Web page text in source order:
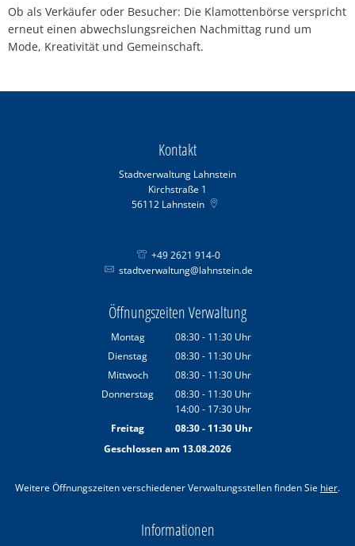
Ob als Verkäufer oder Besucher: Die Klamottenbörse verspricht
erneut einen abwechslungsreichen Nachmittag rund um
Mode, Kreativität und Gemeinschaft.
Kontakt
Stadtverwaltung Lahnstein
Kirchstraße 1
56112 Lahnstein
+49 2621 914-0
stadtverwaltung@lahnstein.de
Öffnungszeiten Verwaltung
Montag 08:30- 11:30 Uhr
Von 08:30 bis 11:30 Uhr
Dienstag 08:30- 11:30 Uhr
Von 08:30 bis 11:30 Uhr
Mittwoch 08:30- 11:30 Uhr
Von 08:30 bis 11:30 Uhr
Donnerstag 08:30- 11:30 Uhr
Von 08:30 bis 11:30 Uhr
14:00- 17:30 Uhr
Von 14:00 bis 17:30 Uhr
Freitag 08:30- 11:30Uhr
Von 08:30 bis 11:30 Uhr
Geschlossen am 13.08.2026
Weitere Öffnungszeiten verschiedener Verwaltungsstellen finden Sie hier.
Informationen